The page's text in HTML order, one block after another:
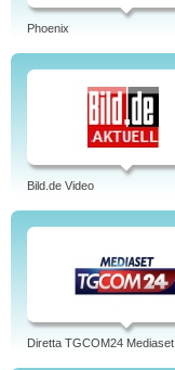
Phoenix
Bild.de Video
Diretta TGCOM24 Mediaset